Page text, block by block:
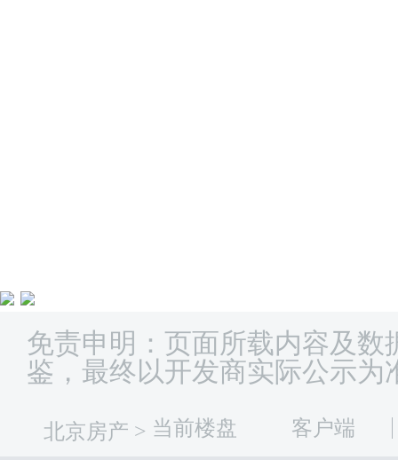
免责申明：页面所载内容及数
鉴，最终以开发商实际公示为
北京房产 > 当前楼盘 客户端